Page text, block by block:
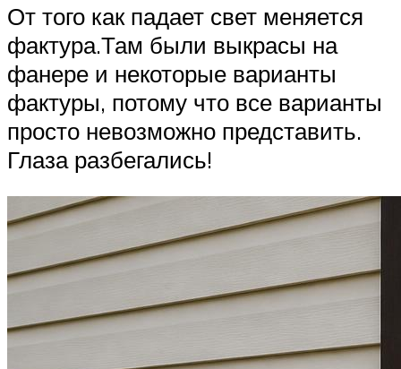
От того как падает свет меняется
фактура.Там были выкрасы на
фанере и некоторые варианты
фактуры, потому что все варианты
просто невозможно представить.
Глаза разбегались!